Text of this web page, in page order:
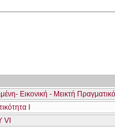
Εικονική - Μεικτή
Ι
VI